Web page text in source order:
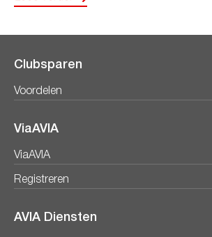
Clubsparen
Voordelen
ViaAVIA
ViaAVIA
Registreren
AVIA Diensten